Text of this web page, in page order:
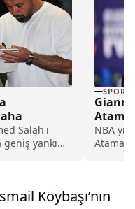
Salah'ı
yankı
SPOR
NBA
Köybaşı’nın